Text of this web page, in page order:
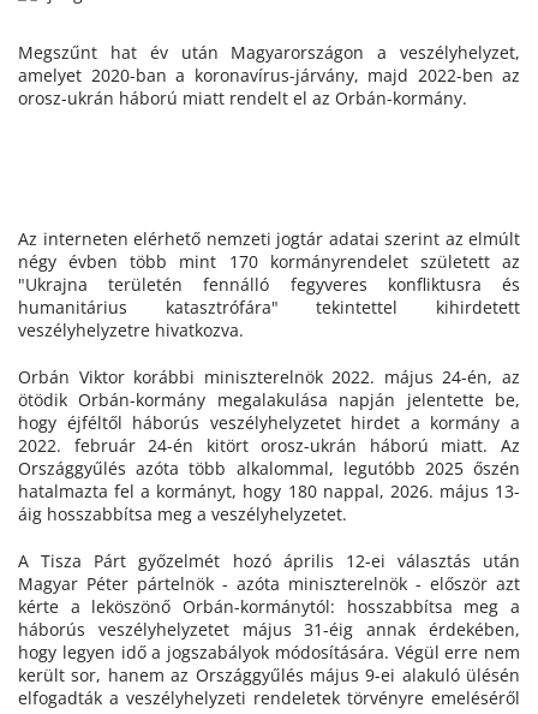
Megszűnt hat év után Magyarországon a veszélyhelyzet,
amelyet 2020-ban a koronavírus-járvány, majd 2022-ben az
orosz-ukrán háború miatt rendelt el az Orbán-kormány.
Az interneten elérhető nemzeti jogtár adatai szerint az elmúlt
négy évben több mint 170 kormányrendelet született az
"Ukrajna területén fennálló fegyveres konfliktusra és
humanitárius katasztrófára" tekintettel kihirdetett
veszélyhelyzetre hivatkozva.
Orbán Viktor korábbi miniszterelnök 2022. május 24-én, az
ötödik Orbán-kormány megalakulása napján jelentette be,
hogy éjféltől háborús veszélyhelyzetet hirdet a kormány a
2022. február 24-én kitört orosz-ukrán háború miatt. Az
Országgyűlés azóta több alkalommal, legutóbb 2025 őszén
hatalmazta fel a kormányt, hogy 180 nappal, 2026. május 13-
áig hosszabbítsa meg a veszélyhelyzetet.
A Tisza Párt győzelmét hozó április 12-ei választás után
Magyar Péter pártelnök - azóta miniszterelnök - először azt
kérte a leköszönő Orbán-kormánytól: hosszabbítsa meg a
háborús veszélyhelyzetet május 31-éig annak érdekében,
hogy legyen idő a jogszabályok módosítására. Végül erre nem
került sor, hanem az Országgyűlés május 9-ei alakuló ülésén
elfogadták a veszélyhelyzeti rendeletek törvényre emeléséről